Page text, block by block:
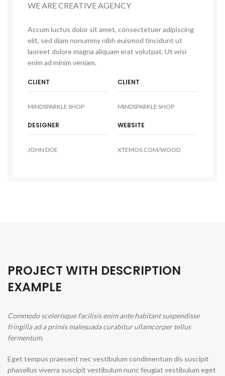
WE ARE CREATIVE AGENCY
Accum luctus dolor sit amet, consectetuer adipiscing
elit, sed diam nonummy nibh euismod tincidunt ut
laoreet dolore magna aliquam erat volutpat. Ut wisi
enim ad minim veniam.
CLIENT
MINDSPARKLE SHOP
CLIENT
MINDSPARKLE SHOP
DESIGNER
JOHN DOE
WEBSITE
XTEMOS.COM/WOOD
PROJECT WITH DESCRIPTION
EXAMPLE
Commodo scelerisque facilisis enim ante habitant suspendisse
fringilla ad a primis malesuada curabitur ullamcorper tellus
fermentum.
Eget tempus praesent nec vestibulum condimentum dis suscipit
phasellus viverra suscipit vestibulum nunc feugiat vestibulum eget